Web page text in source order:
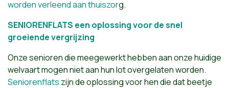
worden verleend aan thuiszorg.
SENIORENFLATS een oplossing voor de snel
groeiende vergrijzing
Onze senioren die meegewerkt hebben aan onze huidige
welvaart mogen niet aan hun lot overgelaten worden.
Seniorenflats zijn de oplossing voor hen die dat beetje